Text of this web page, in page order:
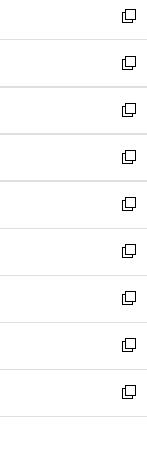
く
で
開
く
ド
ウ
で
開
く
い
ウ
ィ
ン
ド
ウ
で
開
く
新
し
い
ウ
ィ
ン
ド
ウ
で
開
く
新
し
い
ウ
ィ
ン
ド
ウ
で
開
く
新
し
い
ウ
ィ
ン
ド
ウ
で
開
く
新
し
い
ウ
ィ
ン
ド
ウ
で
開
く
新
し
い
ウ
ィ
ン
ド
ウ
で
開
新
し
い
ウ
ィ
ン
ド
ウ
新
し
い
ウ
ィ
ン
新
し
い
ウ
新
し